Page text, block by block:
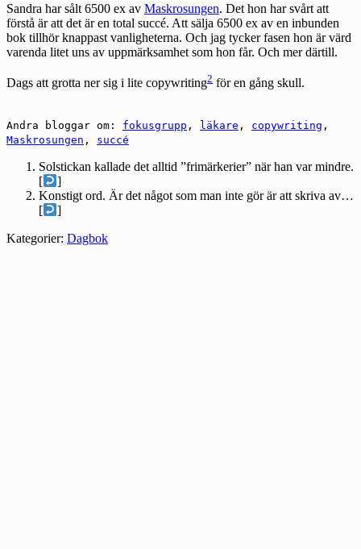
Sandra har sålt 6500 ex av Maskrosungen. Det hon har svårt att
förstå är att det är en total succé. Att sälja 6500 ex av en inbunden
bok tillhör knappast vanligheterna. Och jag tycker fasen hon är värd
varenda litet uns av uppmärksamhet som hon får. Och mer därtill.
Dags att grotta ner sig i lite copywriting2 för en gång skull.
Andra bloggar om: fokusgrupp , läkare , copywriting ,
Maskrosungen , succé
Solstickan kallade det alltid ”frimärkerier” när han var mindre.
[
]
Konstigt ord. Är det något som man inte gör är att skriva av…
[
]
Kategorier: Dagbok